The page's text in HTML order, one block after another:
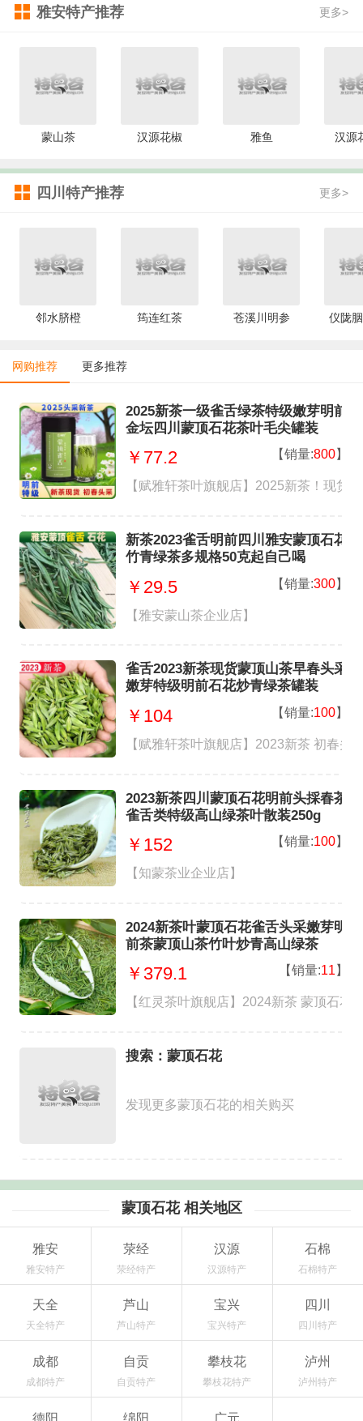
雅安特产推荐 更多>
蒙山茶 汉源花椒 雅鱼 汉源
四川特产推荐 更多>
邻水脐橙 筠连红茶 苍溪川明参 仪陇
网购推荐 更多推荐
2025新茶一级雀舌绿茶特级嫩芽明前
金坛四川蒙顶石花茶叶毛尖罐装
￥77.2 【销量:800】
【赋雅轩茶叶旗舰店】2025新茶！现货
新茶2023雀舌明前四川雅安蒙顶石花
竹青绿茶多规格50克起自己喝
￥29.5 【销量:300】
【雅安蒙山茶企业店】
雀舌2023新茶现货蒙顶山茶早春头采
嫩芽特级明前石花炒青绿茶罐装
￥104 【销量:100】
【赋雅轩茶叶旗舰店】2023新茶 初春头
2023新茶四川蒙顶石花明前头採春茶
雀舌类特级高山绿茶叶散装250g
￥152 【销量:100】
【知蒙茶业企业店】
2024新茶叶蒙顶石花雀舌头采嫩芽明
前茶蒙顶山茶竹叶炒青高山绿茶
￥379.1 【销量:11 】
【红灵茶叶旗舰店】2024新茶 蒙顶石花
搜索：蒙顶石花
发现更多蒙顶石花的相关购买
蒙顶石花 相关地区
雅安
雅安特产
荥经
荥经特产
汉源
汉源特产
石棉
石棉特产
天全
天全特产
芦山
芦山特产
宝兴
宝兴特产
四川
四川特产
成都
成都特产
自贡
自贡特产
攀枝花
攀枝花特产
泸州
泸州特产
德阳 绵阳 广元